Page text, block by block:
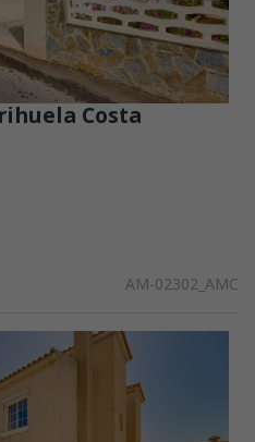
Costa
AM-02302_AMC